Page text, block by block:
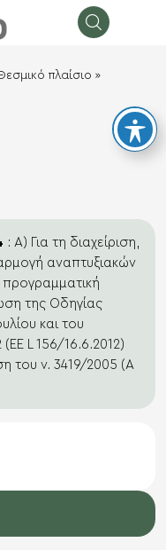
πλαίσιο »
: Α) Για τη διαχείριση,
αναπτυξιακών
της Οδηγίας
και του
(ΕΕ L 156/16.6.2012)
του ν. 3419/2005 (Α